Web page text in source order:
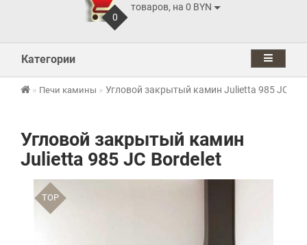
0
товаров, на 0 BYN
Категории
Печи камины Угловой закрытый камин Julietta 985 JC
Угловой закрытый камин
Julietta 985 JC Bordelet
TOP